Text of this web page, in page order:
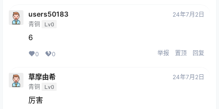
users50183
青铜 Lv0
24年7月2日
6
0 0 举报 置顶 回复
草摩由希
青铜 Lv0
24年7月2日
厉害